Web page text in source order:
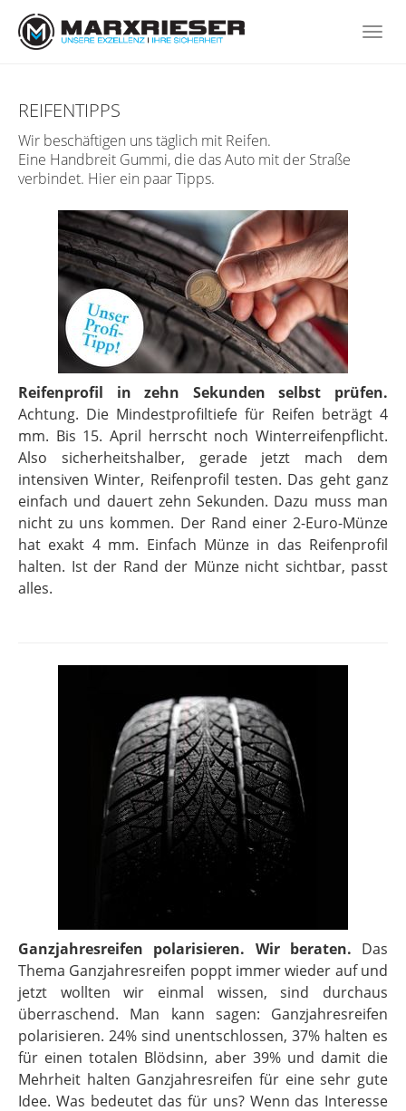
main
REIFENTIPPS
Wir beschäftigen uns täglich mit Reifen.
Eine Handbreit Gummi, die das Auto mit der Straße
verbindet. Hier ein paar Tipps.
Reifenprofil in zehn Sekunden selbst prüfen.
Achtung. Die Mindestprofiltiefe für Reifen beträgt 4
mm. Bis 15. April herrscht noch Winterreifenpflicht.
Also sicherheitshalber, gerade jetzt mach dem
intensiven Winter, Reifenprofil testen. Das geht ganz
einfach und dauert zehn Sekunden. Dazu muss man
nicht zu uns kommen. Der Rand einer 2-Euro-Münze
hat exakt 4 mm. Einfach Münze in das Reifenprofil
halten. Ist der Rand der Münze nicht sichtbar, passt
alles.
Ganzjahresreifen polarisieren. Wir beraten. Das
Thema Ganzjahresreifen poppt immer wieder auf und
jetzt wollten wir einmal wissen, sind durchaus
überraschend. Man kann sagen: Ganzjahresreifen
polarisieren. 24% sind unentschlossen, 37% halten es
für einen totalen Blödsinn, aber 39% und damit die
Mehrheit halten Ganzjahresreifen für eine sehr gute
Idee. Was bedeutet das für uns? Wenn das Interesse